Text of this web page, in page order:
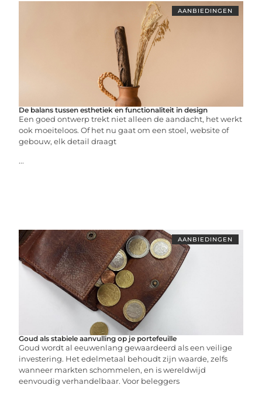
AANBIEDINGEN
De balans tussen esthetiek en functionaliteit in design
Een goed ontwerp trekt niet alleen de aandacht, het werkt
ook moeiteloos. Of het nu gaat om een stoel, website of
gebouw, elk detail draagt
...
AANBIEDINGEN
Goud als stabiele aanvulling op je portefeuille
Goud wordt al eeuwenlang gewaardeerd als een veilige
investering. Het edelmetaal behoudt zijn waarde, zelfs
wanneer markten schommelen, en is wereldwijd
eenvoudig verhandelbaar. Voor beleggers